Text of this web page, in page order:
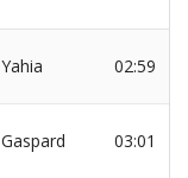
Yahia 02:59
Gaspard 03:01